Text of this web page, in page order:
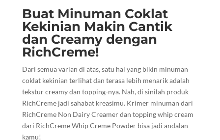
Buat Minuman Coklat
Kekinian Makin Cantik
dan Creamy dengan
RichCreme!
Dari semua varian di atas, satu hal yang bikin minuman
coklat kekinian terlihat dan terasa lebih menarik adalah
tekstur creamy dan topping-nya. Nah, di sinilah produk
RichCreme jadi sahabat kreasimu. Krimer minuman dari
RichCreme Non Dairy Creamer dan topping whip cream
dari RichCreme Whip Creme Powder bisa jadi andalan
kamu!